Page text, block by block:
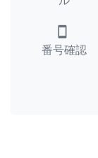
smartphone
番号確認